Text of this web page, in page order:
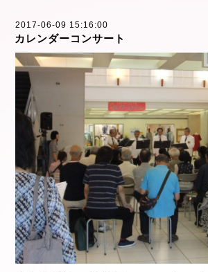
2017-06-09 15:16:00
カレンダーコンサート